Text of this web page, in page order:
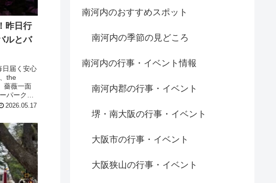
昨日行
ルとバ
日届く安心
the
薔薇一面
パークや
2026.05.17
南河内のおすすめスポット
南河内の季節の見どころ
南河内の行事・イベント情報
南河内郡の行事・イベント
堺・南大阪の行事・イベント
大阪市の行事・イベント
大阪狭山の行事・イベント